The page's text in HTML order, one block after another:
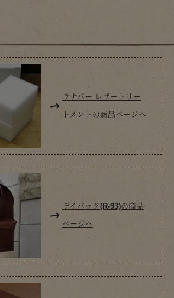
ラナパー レザートリー
トメントの商品ページへ
デイパック(R-93)の商品
ページへ